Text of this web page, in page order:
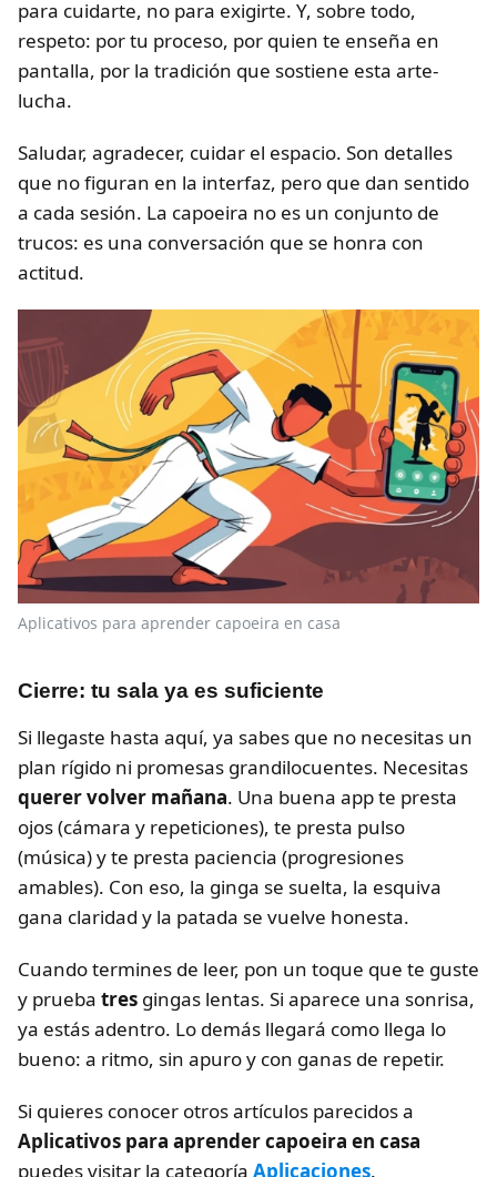
para cuidarte, no para exigirte. Y, sobre todo,
respeto: por tu proceso, por quien te enseña en
pantalla, por la tradición que sostiene esta arte-
lucha.
Saludar, agradecer, cuidar el espacio. Son detalles
que no figuran en la interfaz, pero que dan sentido
a cada sesión. La capoeira no es un conjunto de
trucos: es una conversación que se honra con
actitud.
Aplicativos para aprender capoeira en casa
Cierre: tu sala ya es suficiente
Si llegaste hasta aquí, ya sabes que no necesitas un
plan rígido ni promesas grandilocuentes. Necesitas
querer volver mañana. Una buena app te presta
ojos (cámara y repeticiones), te presta pulso
(música) y te presta paciencia (progresiones
amables). Con eso, la ginga se suelta, la esquiva
gana claridad y la patada se vuelve honesta.
Cuando termines de leer, pon un toque que te guste
y prueba tres gingas lentas. Si aparece una sonrisa,
ya estás adentro. Lo demás llegará como llega lo
bueno: a ritmo, sin apuro y con ganas de repetir.
Si quieres conocer otros artículos parecidos a
Aplicativos para aprender capoeira en casa
puedes visitar la categoría Aplicaciones.